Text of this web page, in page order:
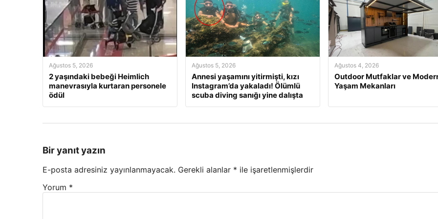
Ağustos 5, 2026
2 yaşındaki bebeği Heimlich
manevrasıyla kurtaran personele
ödül
Ağustos 5, 2026
Annesi yaşamını yitirmişti, kızı
Instagram’da yakaladı! Ölümlü
scuba diving sanığı yine dalışta
Ağustos 4, 2026
Outdoor Mutfaklar ve
Yaşam Mekanları
Bir yanıt yazın
E-posta adresiniz yayınlanmayacak. Gerekli alanlar * ile işaretlenmişlerdir
Yorum *